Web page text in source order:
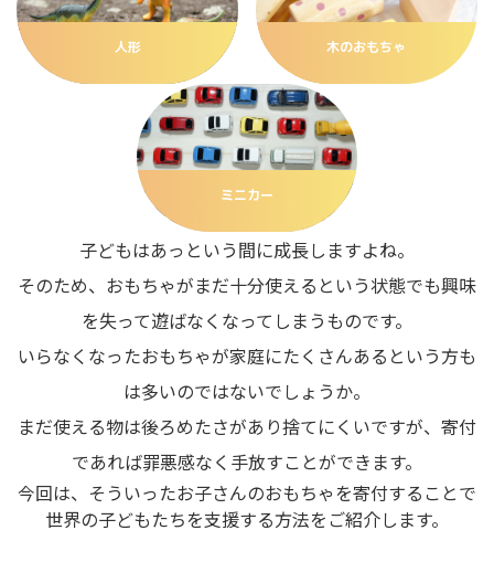
人形 木のおもちゃ
ミニカー
子どもはあっという間に成長しますよね。
そのため、おもちゃがまだ十分使えるという状態でも興味
を失って遊ばなくなってしまうものです。
いらなくなったおもちゃが家庭にたくさんあるという方も
は多いのではないでしょうか。
まだ使える物は後ろめたさがあり捨てにくいですが、寄付
であれば罪悪感なく手放すことができます。
今回は、そういったお子さんのおもちゃを寄付することで
世界の子どもたちを支援する方法をご紹介します。